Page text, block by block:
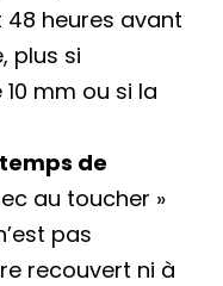
heures avant
plus si
mm ou si la
de
au toucher »
pas
recouvert ni à